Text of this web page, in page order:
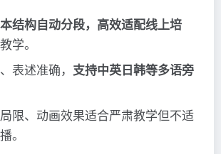
结构自动分段，高效适配线上培
学。
表述准确， 支持中英日韩等多语旁
限、动画效果适合严肃教学但不适
。